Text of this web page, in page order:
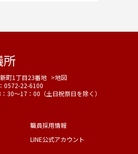
所
町1丁目23番地 >地図
22-6100
30～17：00（土日祝祭日を除く）
職員採用情報
LINE公式アカウント